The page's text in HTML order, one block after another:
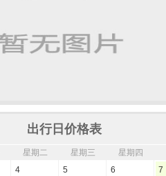
出行日价格表
星期二 星期三 星期四
4 5 6 7